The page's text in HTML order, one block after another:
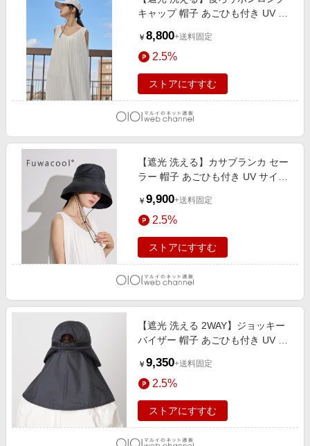
キャップ 帽子 あごひも付き UV サ
￥ 8,800+送料固定
2.5%
ストアにすすむ
【遮光 洗える】カサブランカ セー
ラー 帽子 あごひも付き UV サイズ
￥ 9,900+送料固定
2.5%
ストアにすすむ
【遮光 洗える 2WAY】ジョッキー
バイザー 帽子 あごひも付き UV サ
￥ 9,350+送料固定
2.5%
ストアにすすむ